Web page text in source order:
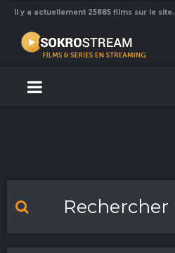
Il y a actuellement 25885 films sur le site.